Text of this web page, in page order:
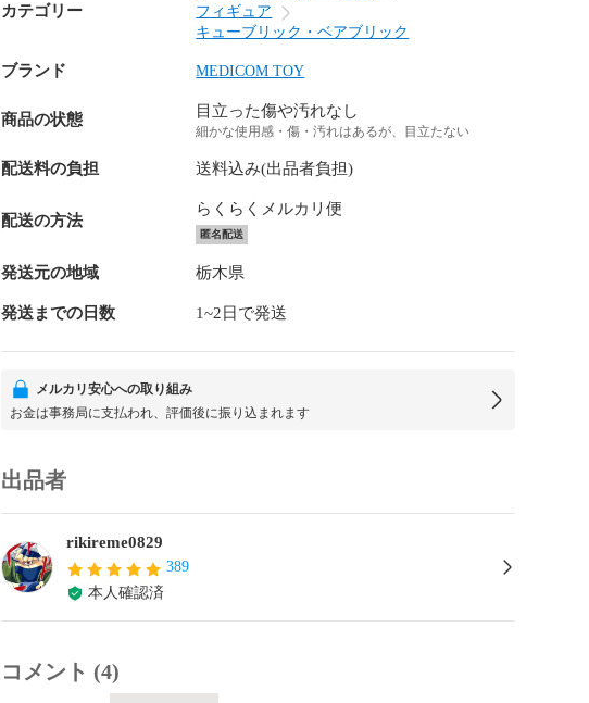
カテゴリー
フィギュア
キューブリック・ベアブリック
ブランド MEDICOM TOY
商品の状態 目立った傷や汚れなし
細かな使用感・傷・汚れはあるが、目立たない
配送料の負担 送料込み(出品者負担)
配送の方法
らくらくメルカリ便
匿名配送
発送元の地域 栃木県
発送までの日数 1~2日で発送
メルカリ安心への取り組み
お金は事務局に支払われ、評価後に振り込まれます
出品者
rikireme0829
389
本人確認済
コメント (4)